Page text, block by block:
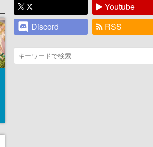
X
Youtube
Discord
RSS